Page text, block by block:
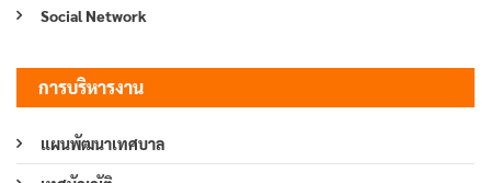
Social Network
การบริหารงาน
แผนพัฒนาเทศบาล